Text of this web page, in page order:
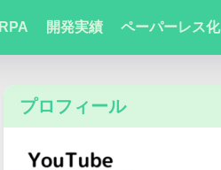
RPA 開発実績 ペーパーレス化
プロフィール